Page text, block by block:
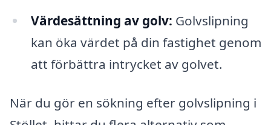
Värdesättning av golv: Golvslipning
kan öka värdet på din fastighet genom
att förbättra intrycket av golvet.
När du gör en sökning efter golvslipning i